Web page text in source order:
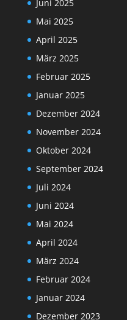
Juni 2025
Mai 2025
April 2025
März 2025
Februar 2025
Januar 2025
Dezember 2024
November 2024
Oktober 2024
September 2024
Juli 2024
Juni 2024
Mai 2024
April 2024
März 2024
Februar 2024
Januar 2024
Dezember 2023